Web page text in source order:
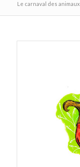
Le carnaval des animaux